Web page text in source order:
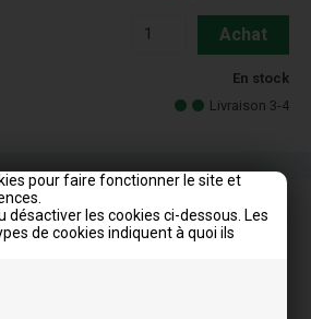
pour faire fonctionner le site et
désactiver les cookies ci-dessous. Les
de cookies indiquent à quoi ils
Achat
En stock
Livraison 3-4
pour Wamsler